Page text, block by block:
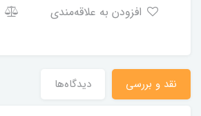
نقد و بررسی دیدگاه‌ها